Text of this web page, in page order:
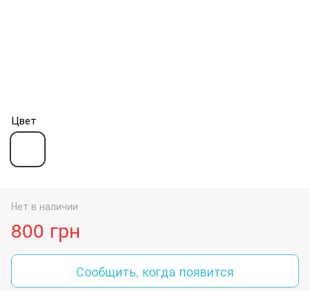
Цвет
Нет в наличии
800 грн
Сообщить, когда появится